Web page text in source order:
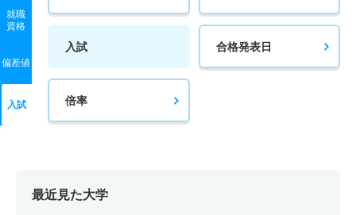
就職
資格
偏差値
入試
入試 合格発表日
倍率
最近見た大学